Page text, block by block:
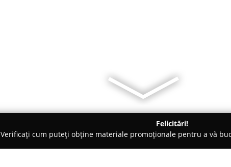
Felicitări!
Verificați cum puteți obține materiale promoționale pentru a vă